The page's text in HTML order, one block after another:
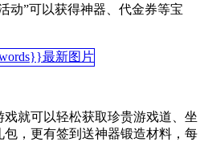
动”可以获得神器、代金券等宝
就可以轻松获取珍贵游戏道、坐
，更有签到送神器锻造材料，每